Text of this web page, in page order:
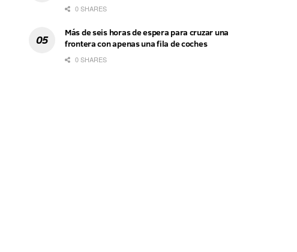
0 SHARES
Más de seis horas de espera para cruzar una
frontera con apenas una fila de coches
0 SHARES